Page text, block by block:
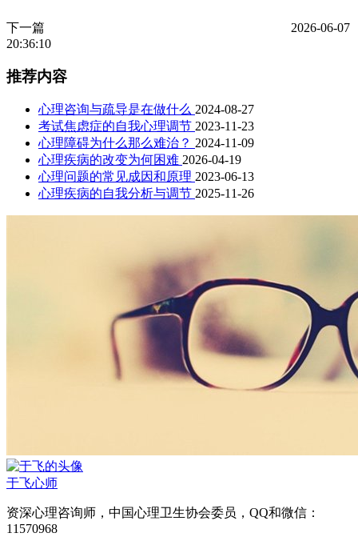
下一篇
2026-06-07
20:36:10
推荐内容
心理咨询与疏导是在做什么 2024-08-27
考试焦虑症的自我心理调节 2023-11-23
心理障碍为什么那么难治？ 2024-11-09
心理疾病的改变为何困难 2026-04-19
心理问题的常见成因和原理 2023-06-13
心理疾病的自我分析与调节 2025-11-26
于飞心师
资深心理咨询师，中国心理卫生协会委员，QQ和微信：
11570968